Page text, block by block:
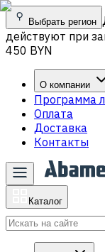
Выбрать регион
действуют при
450 BYN
О компании
Программа
Оплата
Доставка
Контакты
Каталог